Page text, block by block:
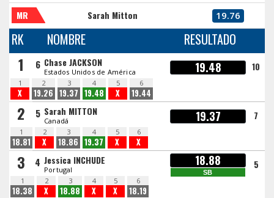
MR Sarah Mitton 19.76
RK NOMBRE RESULTADO
1 6 Chase JACKSON
Estados Unidos de América 19.48 10
1
X
2
19.26
3
19.37
4
19.48
5
X
6
19.44
2 5 Sarah MITTON
Canadá 19.37 7
1
18.81
2
X
3
18.86
4
19.37
5
X
6
X
3 4 Jessica INCHUDE
Portugal
18.88
SB
5
1
18.38
2
X
3
18.88
4
X
5
X
6
18.19